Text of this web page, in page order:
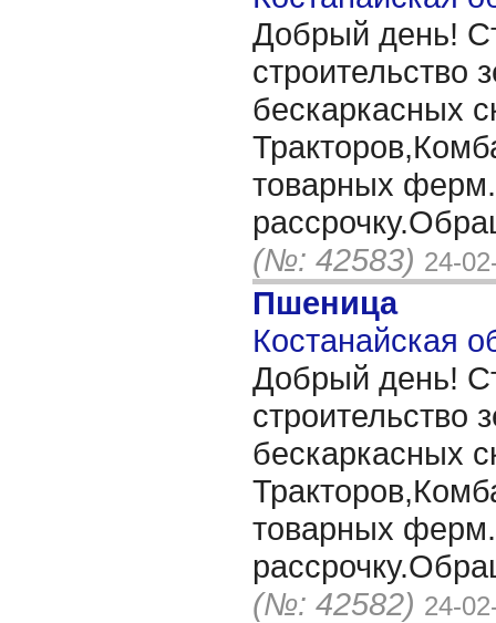
Добрый день!
строительство
бескаркасных
товарных
(№: 42583) 24-
Пшеница
Костанайская
Добрый день!
строительство
бескаркасных
товарных
(№: 42582) 24-